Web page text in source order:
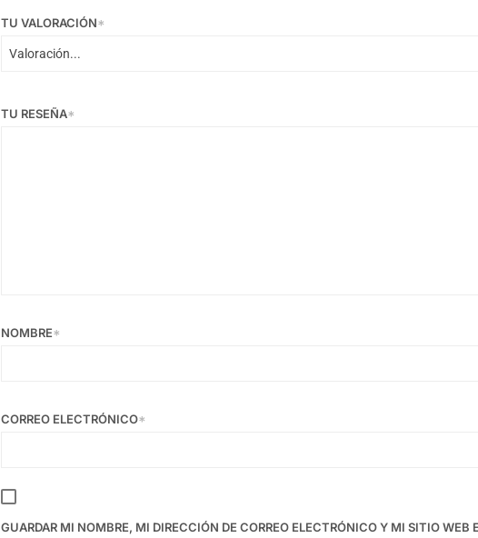
TU VALORACIÓN*
TU RESEÑA*
NOMBRE*
CORREO ELECTRÓNICO*
GUARDAR MI NOMBRE, MI DIRECCIÓN DE CORREO ELECTRÓNICO Y MI SITIO WEB